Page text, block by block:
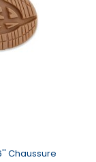
Chaussure